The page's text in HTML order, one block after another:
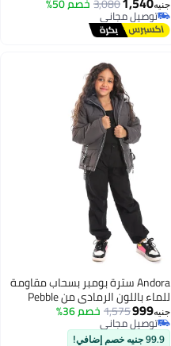
جنيه
توصيل مجاني
توصيل مجاني
Andora سترة بومبر بسحاب مقاومة
للماء باللون الرمادي من Pebble
Grey
جنيه999
1,575خصم 36%
توصيل مجاني
توصيل مجاني
99.9 جنيه خصم إضافي!